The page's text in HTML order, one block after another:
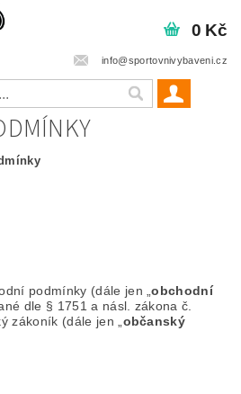
info@sportovnivybaveni.cz
0 Kč
podmínky (dále jen „obchodní
dle § 1751 a násl. zákona č.
zákoník (dále jen „ občanský